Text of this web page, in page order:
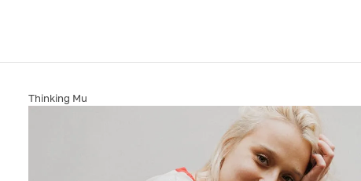
Thinking Mu